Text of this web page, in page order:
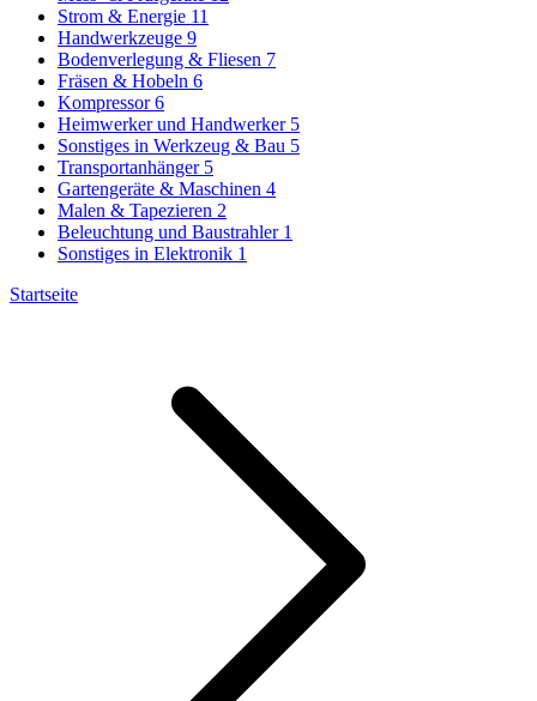
Strom & Energie 11
Handwerkzeuge 9
Bodenverlegung & Fliesen 7
Fräsen & Hobeln 6
Kompressor 6
Heimwerker und Handwerker 5
Sonstiges in Werkzeug & Bau 5
Transportanhänger 5
Gartengeräte & Maschinen 4
Malen & Tapezieren 2
Beleuchtung und Baustrahler 1
Sonstiges in Elektronik 1
Startseite